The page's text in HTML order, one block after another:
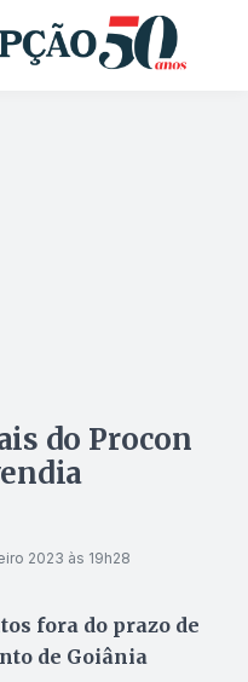
do Procon
2023 às 19h28
fora do prazo de
de Goiânia